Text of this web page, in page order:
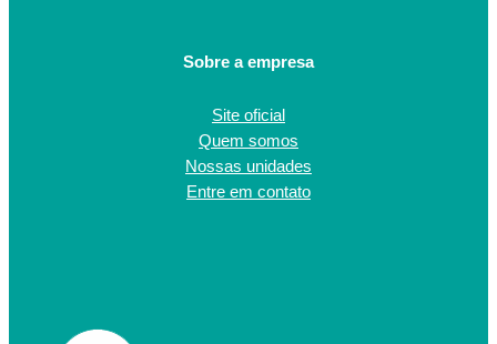
Sobre a empresa
Site oficial
Quem somos
Nossas unidades
Entre em contato